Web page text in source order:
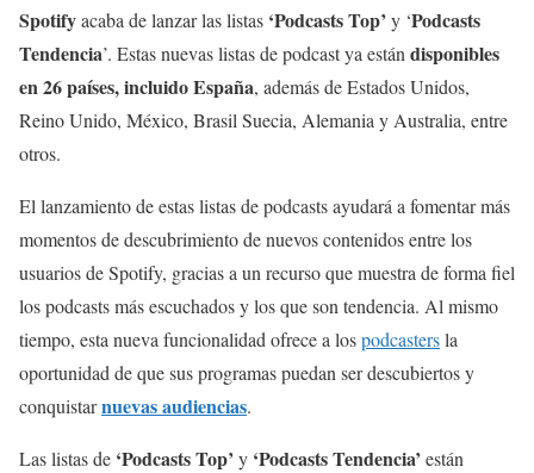
Spotifyacaba de lanzar las listas ‘Podcasts Top’ y ‘Podcasts
Tendencia’. Estas nuevas listas de podcast ya están disponibles
en 26 países, incluido España, además de Estados Unidos,
Reino Unido, México, Brasil Suecia, Alemania y Australia, entre
otros.
El lanzamiento de estas listas de podcasts ayudará a fomentar más
momentos de descubrimiento de nuevos contenidos entre los
usuarios de Spotify, gracias a un recurso que muestra de forma fiel
los podcasts más escuchados y los que son tendencia. Al mismo
tiempo, esta nueva funcionalidad ofrece a lospodcastersla
oportunidad de que sus programas puedan ser descubiertos y
conquistarnuevas audiencias.
Las listas de ‘Podcasts Top’ y ‘Podcasts Tendencia’ están